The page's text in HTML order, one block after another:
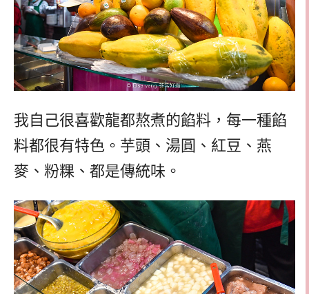
我自己很喜歡龍都熬煮的餡料，每一種餡
料都很有特色。芋頭、湯圓、紅豆、燕
麥、粉粿、都是傳統味。